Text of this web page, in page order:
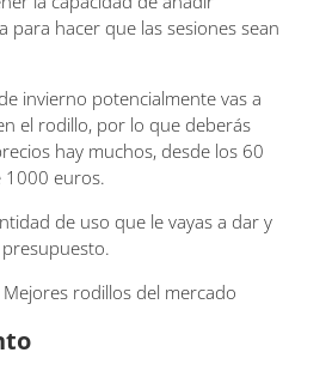
para hacer que las sesiones sean
invierno potencialmente vas a
el rodillo, por lo que deberás
hay muchos, desde los 60
1000 euros.
de uso que le vayas a dar y
rodillos del mercado